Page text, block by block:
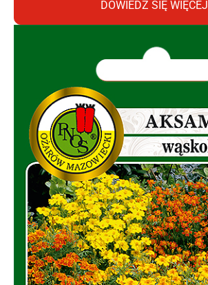
DOWIEDZ SIĘ WIĘCEJ